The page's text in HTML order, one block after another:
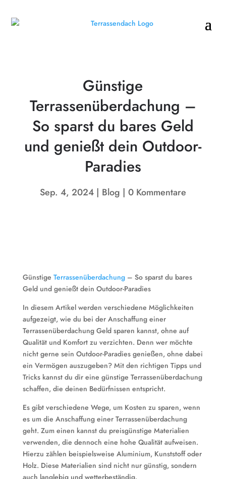
Günstige
Terrassenüberdachung –
So sparst du bares Geld
und genießt dein Outdoor-
Paradies
Sep. 4, 2024 Blog 0 Kommentare
Günstige Terrassenüberdachung– So sparst du bares
Geld und genießt dein Outdoor-Paradies
In diesem Artikel werden verschiedene Möglichkeiten
aufgezeigt, wie du bei der Anschaffung einer
Terrassenüberdachung Geld sparen kannst, ohne auf
Qualität und Komfort zu verzichten. Denn wer möchte
nicht gerne sein Outdoor-Paradies genießen, ohne dabei
ein Vermögen auszugeben? Mit den richtigen Tipps und
Tricks kannst du dir eine günstige Terrassenüberdachung
schaffen, die deinen Bedürfnissen entspricht.
Es gibt verschiedene Wege, um Kosten zu sparen, wenn
es um die Anschaffung einer Terrassenüberdachung
geht. Zum einen kannst du preisgünstige Materialien
verwenden, die dennoch eine hohe Qualität aufweisen.
Hierzu zählen beispielsweise Aluminium, Kunststoff oder
Holz. Diese Materialien sind nicht nur günstig, sondern
auch langlebig und wetterbeständig.